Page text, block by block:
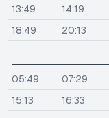
13:49
14:19
18:49
20:13
05:49 07:29
15:13
16:33